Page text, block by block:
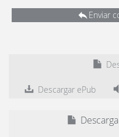
Enviar
Descargar ePub